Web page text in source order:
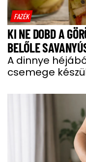
FAZÉK
KI NE DOBD A
BELŐLE
A dinnye
csemege